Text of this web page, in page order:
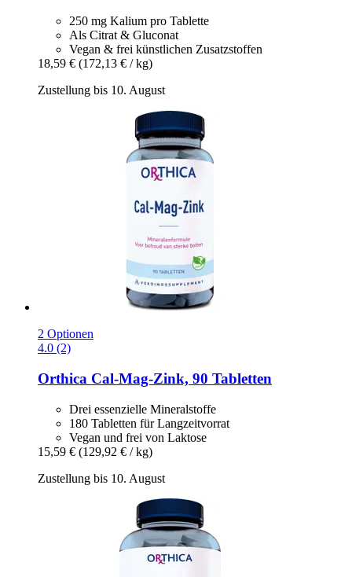
250 mg Kalium pro Tablette
Als Citrat & Gluconat
Vegan & frei künstlichen Zusatzstoffen
18,59 € (172,13 € / kg)
Zustellung bis 10. August
2 Optionen
4.0 (2)
Orthica Cal-​Mag-​Zink, 90 Tabletten
Drei essenzielle Mineralstoffe
180 Tabletten für Langzeitvorrat
Vegan und frei von Laktose
15,59 € (129,92 € / kg)
Zustellung bis 10. August